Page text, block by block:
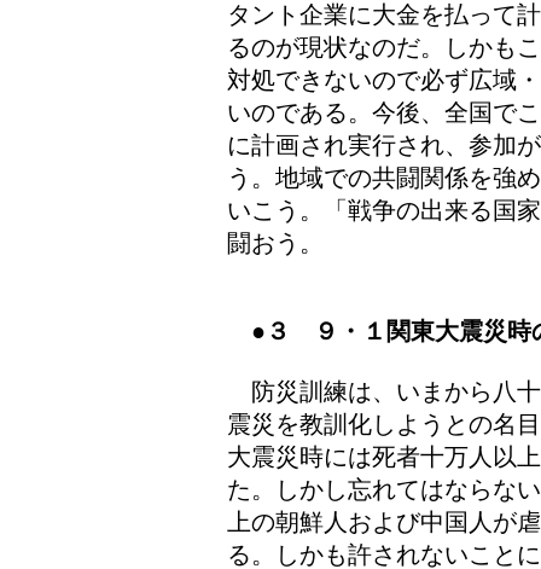
タント企業に大金を払って
るのが現状なのだ。しかも
対処できないので必ず広域
いのである。今後、全国で
に計画され実行され、参加
う。地域での共闘関係を強
いこう。「戦争の出来る国
闘おう。
● ３ ９・１関東大震災時
防災訓練は、いまから八
震災を教訓化しようとの名
大震災時には死者十万人以
た。しかし忘れてはならな
上の朝鮮人および中国人が
る。しかも許されないこと